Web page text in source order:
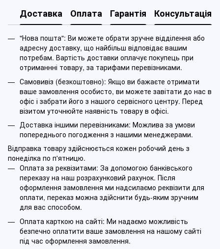
Доставка Оплата Гарантія Консультація
"Нова пошта": Ви можете обрати зручне відділення або
адресну доставку, що найбільш відповідає вашим
потребам. Вартість доставки оплачує покупець при
отриманнні товару, за тарифами перевізниками.
Самовивіз (безкоштовно): Якщо ви бажаєте отримати
ваше замовлення особисто, ви можете завітати до нас в
офіс і забрати його з нашого сервісного центру. Перед
візитом уточнюйте наявність товару в офісі.
Доставка іншими перевізниками: Можлива за умови
попереднього погодження з нашими менеджерами.
Відправка товару здійснюється кожен робочий день з
понеділка по п'ятницю.
Оплата за реквізитами: За допомогою банківського
переказу на наш розрахунковий рахунок. Після
оформлення замовлення ми надсилаємо реквізити для
оплати, переказ можна здійснити будь-яким зручним
для вас способом.
Оплата карткою на сайті: Ми надаємо можливість
безпечно оплатити ваше замовлення на нашому сайті
під час оформлення замовлення.